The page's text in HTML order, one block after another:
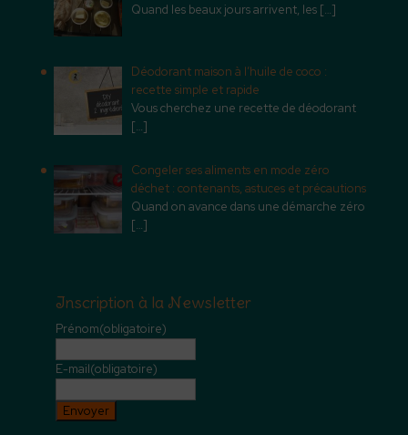
Quand les beaux jours arrivent, les […]
Déodorant maison à l’huile de coco :
recette simple et rapide
Vous cherchez une recette de déodorant
[…]
Congeler ses aliments en mode zéro
déchet : contenants, astuces et précautions
Quand on avance dans une démarche zéro
[…]
Inscription à la Newsletter
Prénom(obligatoire)
E-mail(obligatoire)
Envoyer